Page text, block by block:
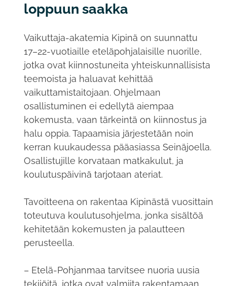
loppuun saakka
Vaikuttaja-akatemia Kipinä on suunnattu
17–22-vuotiaille eteläpohjalaisille nuorille,
jotka ovat kiinnostuneita yhteiskunnallisista
teemoista ja haluavat kehittää
vaikuttamistaitojaan. Ohjelmaan
osallistuminen ei edellytä aiempaa
kokemusta, vaan tärkeintä on kiinnostus ja
halu oppia. Tapaamisia järjestetään noin
kerran kuukaudessa pääasiassa Seinäjoella.
Osallistujille korvataan matkakulut, ja
koulutuspäivinä tarjotaan ateriat.
Tavoitteena on rakentaa Kipinästä vuosittain
toteutuva koulutusohjelma, jonka sisältöä
kehitetään kokemusten ja palautteen
perusteella.
– Etelä-Pohjanmaa tarvitsee nuoria uusia
tekijöitä, jotka ovat valmiita rakentamaan